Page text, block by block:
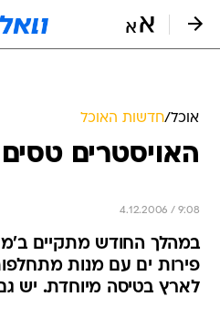
אוכל/חדשות האוכל
האויסטרים טסים
4.12.2006 / 9:08
במהלך החודש מתקיים
פירות ים עם מנות
לארץ בטיסה מיוחדת. יש